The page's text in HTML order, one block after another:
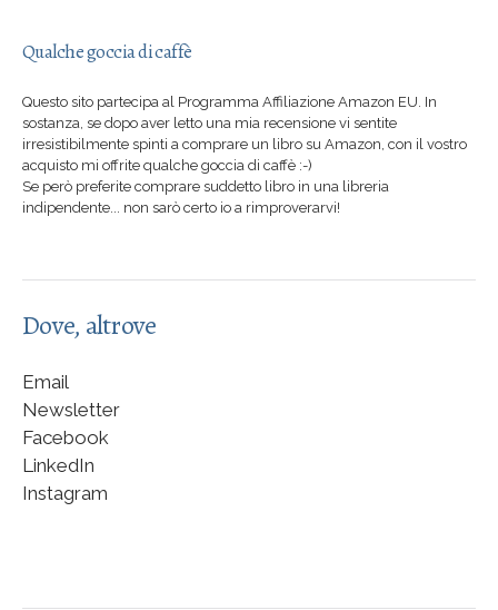
Qualche goccia di caffè
Questo sito partecipa al Programma Affiliazione Amazon EU. In
sostanza, se dopo aver letto una mia recensione vi sentite
irresistibilmente spinti a comprare un libro su Amazon, con il vostro
acquisto mi offrite qualche goccia di caffè :-)
Se però preferite comprare suddetto libro in una libreria
indipendente... non sarò certo io a rimproverarvi!
Dove, altrove
Email
Newsletter
Facebook
LinkedIn
Instagram